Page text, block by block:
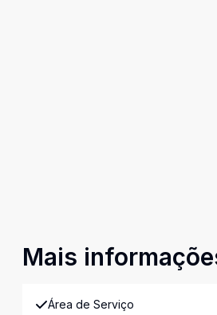
Mais
Área de Serviço